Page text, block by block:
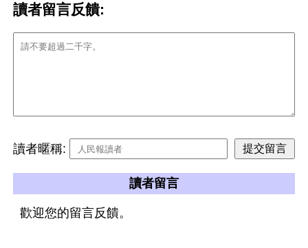
讀者留言反饋:
讀者暱稱:
讀者留言
歡迎您的留言反饋。